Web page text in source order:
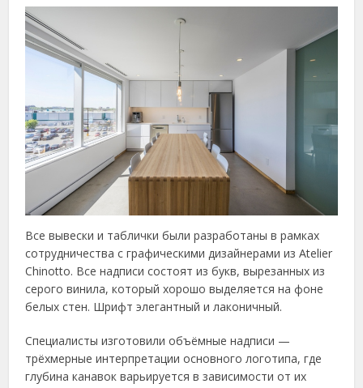
Все вывески и таблички были разработаны в рамках
сотрудничества с графическими дизайнерами из Atelier
Chinotto. Все надписи состоят из букв, вырезанных из
серого винила, который хорошо выделяется на фоне
белых стен. Шрифт элегантный и лаконичный.
Специалисты изготовили объёмные надписи —
трёхмерные интерпретации основного логотипа, где
глубина канавок варьируется в зависимости от их